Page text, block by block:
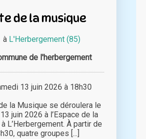
de la musique
L'Herbergement (85)
de l'herbergement
13 juin 2026 à 18h30
la Musique se déroulera le
juin 2026 à l’Espace de la
L’Herbergement. À partir de
quatre groupes [...]